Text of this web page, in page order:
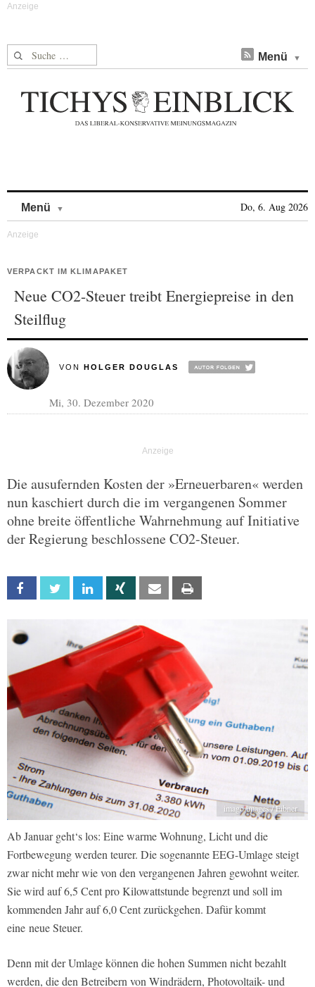
Suche nach: Menü
Menü Do, 6. Aug 2026
VERPACKT IM KLIMAPAKET
Neue CO2-Steuer treibt Energiepreise in den
Steilflug
VON HOLGER DOUGLAS
Mi, 30. Dezember 2020
Die ausufernden Kosten der »Erneuerbaren« werden
nun kaschiert durch die im vergangenen Sommer
ohne breite öffentliche Wahrnehmung auf Initiative
der Regierung beschlossene CO2-Steuer.
Facebook Twitter Linkedin Xing Email
imago images / Eibner
Ab Januar geht‘s los: Eine warme Wohnung, Licht und die
Fortbewegung werden teurer. Die sogenannte EEG-Umlage steigt
zwar nicht mehr wie von den vergangenen Jahren gewohnt weiter.
Sie wird auf 6,5 Cent pro Kilowattstunde begrenzt und soll im
kommenden Jahr auf 6,0 Cent zurückgehen. Dafür kommt
eine neue Steuer.
Denn mit der Umlage können die hohen Summen nicht bezahlt
werden, die den Betreibern von Windrädern, Photovoltaik- und